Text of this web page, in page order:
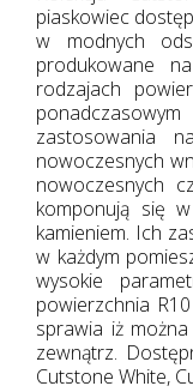
piaskowiec
w modnych
produkowane
rodzajach
zastosowania
nowoczesnych
nowoczesnych
komponują się
kamieniem. Ich
w każdym
wysokie
powierzchnia
sprawia iż
zewnątrz.
Cutstone White,